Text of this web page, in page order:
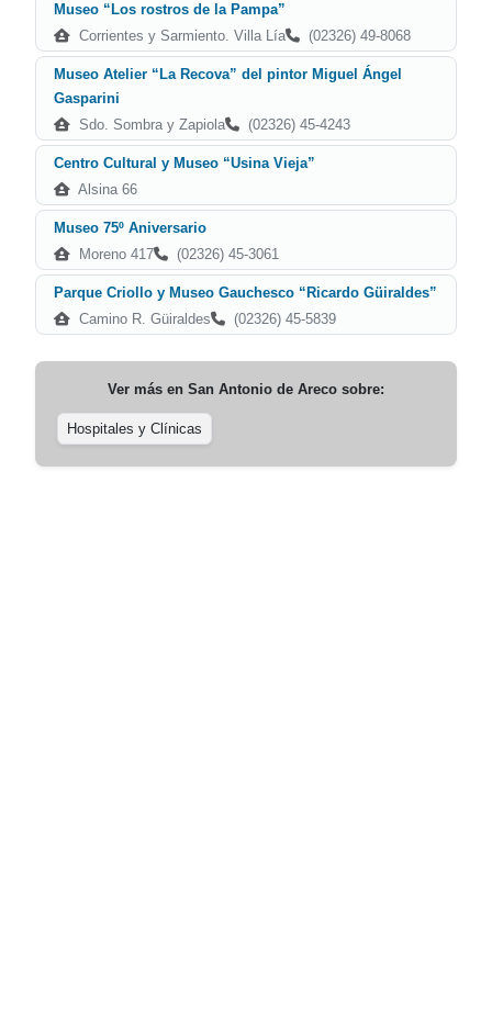
Museo “Los rostros de la Pampa”
Corrientes y Sarmiento. Villa Lía
(02326) 49-8068
Museo Atelier “La Recova” del pintor Miguel Ángel
Gasparini
Sdo. Sombra y Zapiola
(02326) 45-4243
Centro Cultural y Museo “Usina Vieja”
Alsina 66
Museo 75º Aniversario
Moreno 417
(02326) 45-3061
Parque Criollo y Museo Gauchesco “Ricardo Güiraldes”
Camino R. Güiraldes
(02326) 45-5839
Ver más en San Antonio de Areco sobre:
Hospitales y Clínicas